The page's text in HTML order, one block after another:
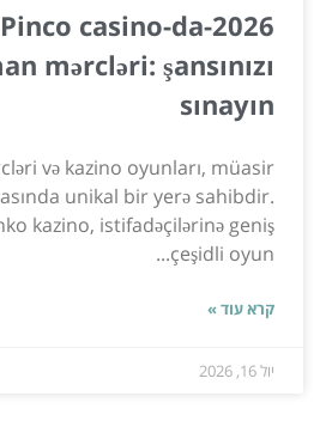
Pinco casino-da
mərcləri: şansınızı
sınayın
və kazino oyunları, müasir
unikal bir yerə sahibdir.
kazino, istifadəçilərinə geniş
çeşidli oyun...
קרא עוד »
יול 16, 2026